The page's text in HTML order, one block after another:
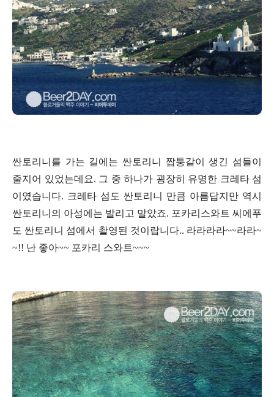
싼토리니를 가는 길에는 싼토리니 짭퉁같이 생긴 섬들이
줄지어 있었는데요. 그 중 하나가 굉장히 유명한 크레타 섬
이였습니다. 크레타 섬도 싼토리니 만큼 아름답지만 역시
싼토리니의 아성에는 발리고 말았죠. 포카리스와트 씨에푸
도 싼토리니 섬에서 촬영된 것이랍니다.. 라라라라~~라라~
~!! 난 좋아~~ 포카리 스와트~~~